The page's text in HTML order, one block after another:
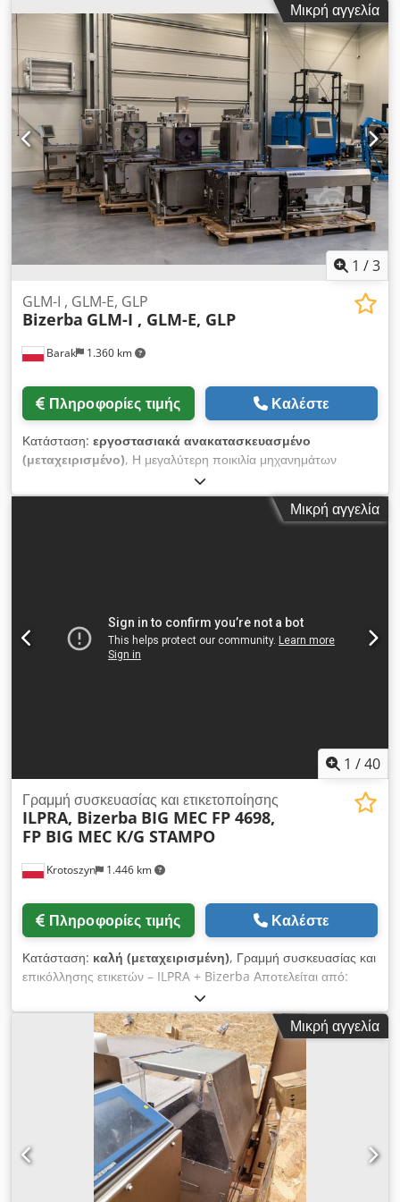
– Σφραγίδα - Κάτω – Ταινία Μάζα: Μέγιστο φορτίο 3 kg
Ελάχιστο φορτίο 10 g e = 0,5 g Έκδοση συστήματος 13.60
sp6 Τερματικό GT-12C Gt-Softcontrol έκδ. 4.40 Διανομέας
διακοσμητικών ετικετών LDI Σετ θερμομεταφοράς εκτύπωσης
Έγχρωμο τερματικό με οθόνη αφής GT-12C Μήκος ζυγιζόμενης
μονάδας: 540 mm Πλάτος μεταφορικής ταινίας: 300 mm Έτος
κατασκευής: 2012 / Ανακατασκευή: 2025 Διαστάσεις
συσκευής: 240 cm x 110 cm Πλάτος κεφαλής εκτύπωσης: έως
160 mm Κύριες άδειες (επάνω): [+] SOFTCONTROL_1 [+]
ΚΑΤΗΓΟΡΙΕΣ ΖΥΓΑΣ [+] CODE_PART_PRINT [+] EURO [+]
ΦΟΡΤΩΜΕΝΕΣ_ΓΡΑΜΜΑΤΟΣΕΙΡΕΣ [+] SPEED_GLMI100
Slave (κάτω ετικετομηχανή): [+] CODE_PART_PRIN Dcsdpfx
Aboxazaieksk Παρέχουμε 6 μήνες εγγύηση για τη συσκευή.
Michał Frankiewicz 602129078
Μικρή αγγελία
1 /3
Barak 1.360 km
GLM-I , GLM-E, GLP
Bizerba GLM-I , GLM-E, GLP
Πληροφορίες τιμής Καλέστε
Κατάσταση: εργοστασιακά ανακατασκευασμένο
(μεταχειρισμένο), Η μεγαλύτερη ποικιλία μηχανημάτων
ζύγισης και επισήμανσης Bizerba. Dcsdohtfr Djpfx Abkok Τα
μηχανήματα είναι μετά από γενική επισκευή. Παρέχουμε
Μικρή αγγελία
1 /40
Krotoszyn 1.446 km
Γραμμή συσκευασίας και ετικετοποίησης
ILPRA, Bizerba BIG MEC FP 4698,
FP BIG MEC K/G STAMPO
Πληροφορίες τιμής Καλέστε
Κατάσταση: καλή (μεταχειρισμένη), Γραμμή συσκευασίας και
επικόλλησης ετικετών – ILPRA + Bizerba Αποτελείται από:
Μηχανή συσκευασίας Μάρκα: ILPRA Dodsw Ht Uzjpfx Abksck
Σειρά: FOODPACK Μοντέλο: BIG MEC Αριθμός: FP 4698 Έτος
κατασκευής: 2002 Τάση: 400 V Διαστάσεις δίσκου: 22x17 mm
Συσκευή συγκόλλησης Μάρκα: ILPRA Σειρά: FP BIG MEC K/G
Μοντέλο: STAMPO Αριθμός: S 6036 Έτος κατασκευής: 2002
Τάση: 230 V Ετικετομηχανή Bizerba
Μικρή αγγελία